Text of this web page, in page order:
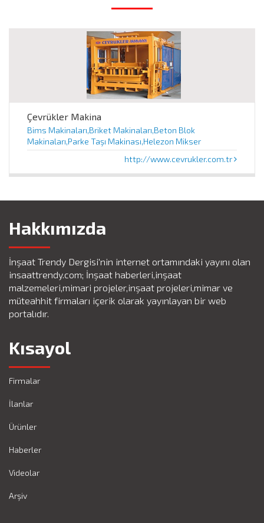
Çevrükler Makina
Bims Makinaları,Briket Makinaları,Beton Blok
Makinaları,Parke Taşı Makinası,Helezon Mikser
http://www.cevrukler.com.tr
Hakkımızda
İnşaat Trendy Dergisi'nin internet ortamındaki yayını olan
insaattrendy.com; İnşaat haberleri,inşaat
malzemeleri,mimari projeler,inşaat projeleri,mimar ve
müteahhit firmaları içerik olarak yayınlayan bir web
portalıdır.
Kısayol
Firmalar
İlanlar
Ürünler
Haberler
Videolar
Arşiv